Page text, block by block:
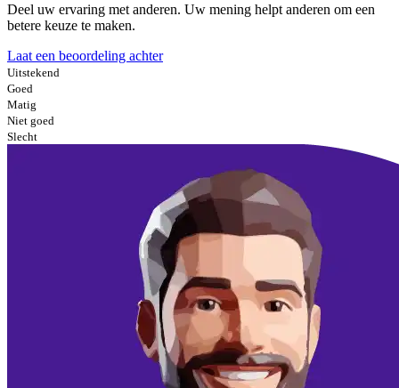
Deel uw ervaring met anderen. Uw mening helpt anderen om een
betere keuze te maken.
Laat een beoordeling achter
Uitstekend
Goed
Matig
Niet goed
Slecht